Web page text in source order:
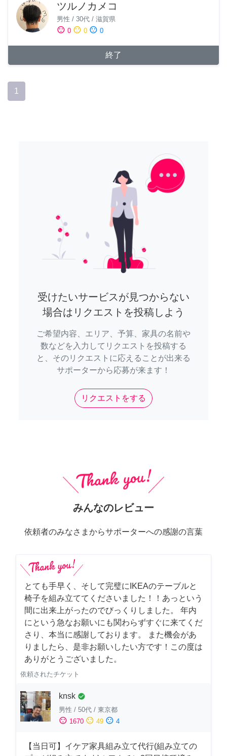
ツルノカメコ
男性 / 30代 / 滋賀県
sentiment_satisfied 0 sentiment_neutral 0 sentiment_dissatisfied 0
終了
1
受けたいサービスが見つからない
場合はリクエストを投稿しよう
ご希望内容、エリア、予算、家具の名前や
数などを入力してリクエストを投稿する
と、そのリクエストに応えることが出来る
サポーターから応募が来ます！
リクエストをする
みんなのレビュー
依頼者のみなさまからサポーターへの感謝の言葉
とても手早く、そして完璧にIKEAのテーブルと
椅子を組み立ててくださいました！！あっという
間に出来上がったのでびっくりしました。 年内
にという急なお願いにも関わらずすぐに来てくだ
さり、本当に感謝しております。 また機会があ
りましたら、是非お願いしたい方です！この度は
ありがとうございました。
依頼されたチケット
knsk check_circle
男性 / 50代 / 東京都
sentiment_satisfied 1670 sentiment_neutral 49 sentiment_dissatisfied 4
【当日可】イケア家具組み立て代行(組み立ての